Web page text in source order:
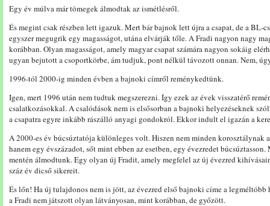
Egy év múlva már tömegek álmodtak az ismétlésről.
És megint csak részben lett igazuk. Mert bár bajnok lett újra a csapat, de a BL-
egyszer megugrik egy magasságot, utána elvárják tőle. A Fradi nagyon nagy
korábban. Olyan magasságot, amely magyar csapat számára nagyon sokáig
ugyan bejutott a csoportkörbe, ám tudjuk, pont nélkül távozott onnan. Nem,
1996-tól 2000-ig minden évben a bajnoki címről reménykedtünk.
Igen, mert 1996 után nem tudtuk megszerezni. Így ezek az évek visszatérő
csalatkozásokkal. A csalódások nem is elsősorban a bajnoki helyezéseknek
a csapatra egyre inkább rászálló anyagi gondokról. Ekkor indult el igazán a
A 2000-es év búcsúztatója különleges volt. Hiszen nem minden korosztálynak
hanem egy évszázadot, sőt mint ebben az esetben, egy évezredet
mentén álmodtunk. Egy olyan új Fradit, amely megfelel az új évezred
száz év dicső sikereit.
És lőn! Ha új tulajdonos nem is jött, az évezred első bajnoki címe a
a Fradi nem játszott olyan látványosan, mint korábban, de győzött.